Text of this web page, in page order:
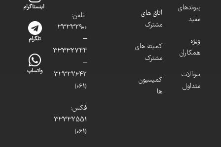
پیوندهای
مفید
ویژه
همکاران
سوالات
متداول
اتاق های
مشترک
کمیته های
مشترک
کمیسیون
ها
تلفن:
33332900
–
33332744
–
33332642
(061)
فکس:
33332551
(061)
اینستاگرام
تلگرام
واتساپ